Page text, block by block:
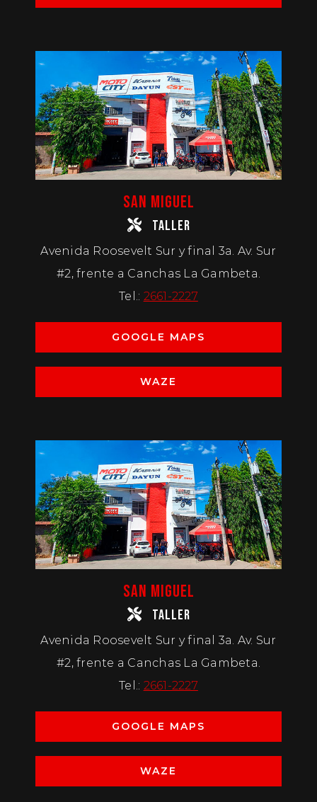
SAN MIGUEL
TALLER
Avenida Roosevelt Sur y final 3a. Av. Sur
#2, frente a Canchas La Gambeta.
Tel.: 2661-2227
GOOGLE MAPS
WAZE
SAN MIGUEL
TALLER
Avenida Roosevelt Sur y final 3a. Av. Sur
#2, frente a Canchas La Gambeta.
Tel.: 2661-2227
GOOGLE MAPS
WAZE